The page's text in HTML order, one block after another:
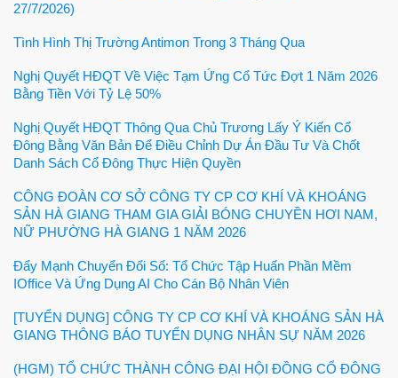
27/7/2026)
Tình Hình Thị Trường Antimon Trong 3 Tháng Qua
Nghị Quyết HĐQT Về Việc Tạm Ứng Cổ Tức Đợt 1 Năm 2026
Bằng Tiền Với Tỷ Lệ 50%
Nghị Quyết HĐQT Thông Qua Chủ Trương Lấy Ý Kiến Cổ
Đông Bằng Văn Bản Để Điều Chỉnh Dự Án Đầu Tư Và Chốt
Danh Sách Cổ Đông Thực Hiện Quyền
CÔNG ĐOÀN CƠ SỞ CÔNG TY CP CƠ KHÍ VÀ KHOÁNG
SẢN HÀ GIANG THAM GIA GIẢI BÓNG CHUYỀN HƠI NAM,
NỮ PHƯỜNG HÀ GIANG 1 NĂM 2026
Đẩy Mạnh Chuyển Đổi Số: Tổ Chức Tập Huấn Phần Mềm
IOffice Và Ứng Dụng AI Cho Cán Bộ Nhân Viên
[TUYỂN DỤNG] CÔNG TY CP CƠ KHÍ VÀ KHOÁNG SẢN HÀ
GIANG THÔNG BÁO TUYỂN DỤNG NHÂN SỰ NĂM 2026
(HGM) TỔ CHỨC THÀNH CÔNG ĐẠI HỘI ĐỒNG CỔ ĐÔNG